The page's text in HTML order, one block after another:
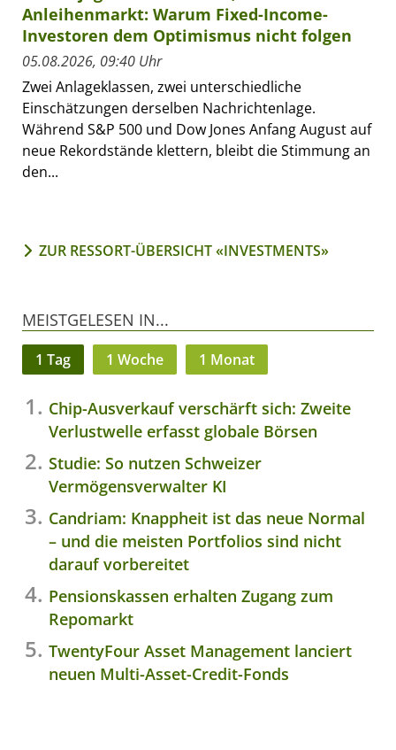
Anleihenmarkt: Warum Fixed-Income-
Investoren dem Optimismus nicht folgen
05.08.2026, 09:40 Uhr
Zwei Anlageklassen, zwei unterschiedliche
Einschätzungen derselben Nachrichtenlage.
Während S&P 500 und Dow Jones Anfang August auf
neue Rekordstände klettern, bleibt die Stimmung an
den...
ZUR RESSORT-ÜBERSICHT «INVESTMENTS»
MEISTGELESEN IN...
1 Tag 1 Woche 1 Monat
Chip-Ausverkauf verschärft sich: Zweite
Verlustwelle erfasst globale Börsen
Studie: So nutzen Schweizer
Vermögensverwalter KI
Candriam: Knappheit ist das neue Normal
– und die meisten Portfolios sind nicht
darauf vorbereitet
Pensionskassen erhalten Zugang zum
Repomarkt
TwentyFour Asset Management lanciert
neuen Multi-Asset-Credit-Fonds